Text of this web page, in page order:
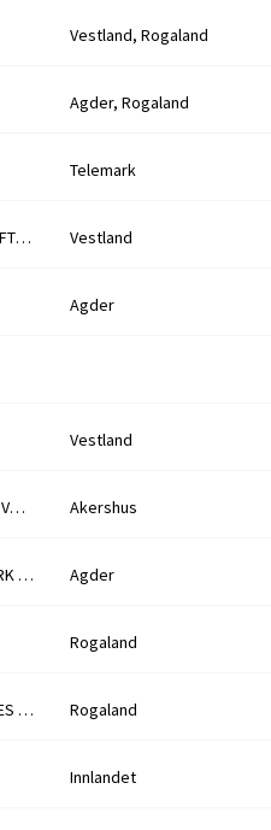
Vestland, Rogaland
Agder, Rogaland
Telemark
KVANGREELVA KRAFTVERK AS Vestland
Agder
Vestland
AKERSHUS ENERGI VARME AS Akershus
BIRKELAND SOLPARK AS Agder
Rogaland
HYDRO RENEWABLES NORWAY HOLDING AS Rogaland
Innlandet